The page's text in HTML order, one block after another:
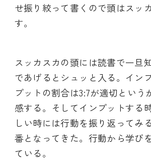
せ振り絞って書くので頭はスッ
す。
スッカスカの頭には読書で一旦
であげるとシュッと入る。イン
プットの割合は3:7が適切という
感する。そしてインプットする
しい時には行動を振り返ってみ
番となってきた。行動から学び
ている。